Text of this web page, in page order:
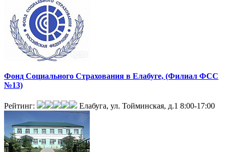
Фонд Социального Страхования в Елабуге, (Филиал ФСС
№13)
Рейтинг: Елабуга, ул. Тойминская, д.1 8:00-17:00